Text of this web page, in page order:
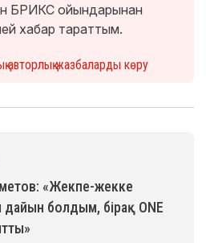
БРИКС ойындарынан
хабар тараттым.
авторлық жазбаларды көру
«Жекпе-жекке
болдым, бірақ ONE